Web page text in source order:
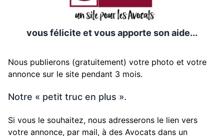
vous félicite et vous apporte son aide...
Nous publierons (gratuitement) votre photo et votre
annonce sur le site pendant 3 mois.
Notre « petit truc en plus ».
Si vous le souhaitez, nous adresserons le lien vers
votre annonce, par mail, à des Avocats dans un